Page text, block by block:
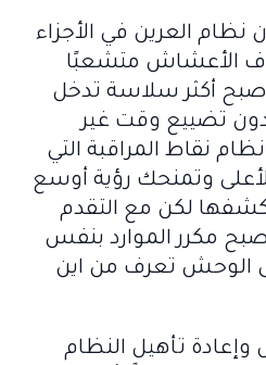
نظام العرين في الأجزاء
الأعشاش متشعبًا
أكثر سلاسة تدخل
تضييع وقت غير
نقاط المراقبة التي
وتمنحك رؤية أوسع
لكن مع التقدم
مكرر الموارد بنفس
الوحش تعرف من اين
وإعادة تأهيل النظام